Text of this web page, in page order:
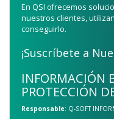
En QSI ofrecemos
nuestros clientes,
conseguirlo.
¡Suscríbete a
INFORMACIÓN
PROTECCIÓN
Responsable: Q-SOFT